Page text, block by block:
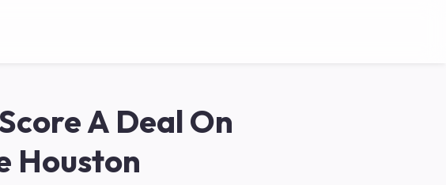
A Deal On
Houston